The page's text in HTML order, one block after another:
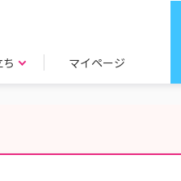
マイページ